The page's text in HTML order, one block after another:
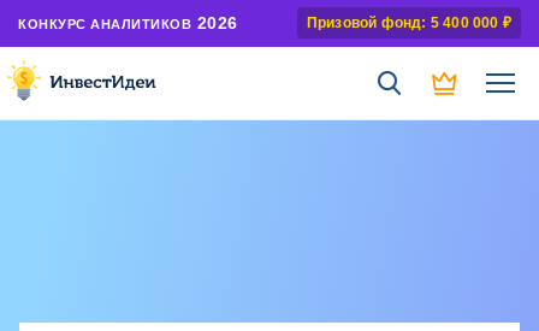
КОНКУРС АНАЛИТИКОВ 2026 Призовой фонд: 5 400 000 ₽